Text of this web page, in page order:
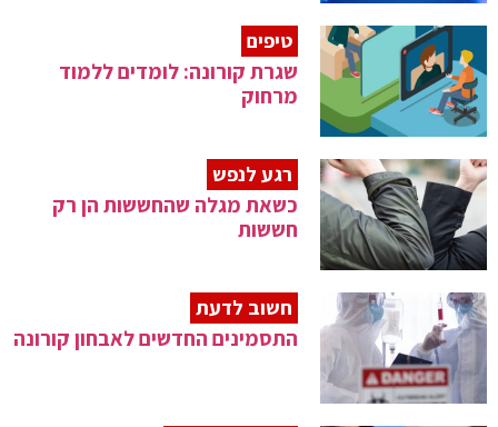
טיפים
שגרת קורונה: לומדים ללמוד
מרחוק
רגע לנפש
כשאת מגלה שהחששות הן רק
חששות
חשוב לדעת
התסמינים החדשים לאבחון קורונה